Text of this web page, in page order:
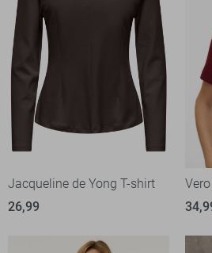
Jacqueline de Yong T-shirt
26,99